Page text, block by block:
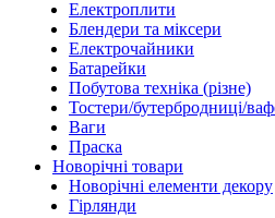
Електроплити
Блендери та міксери
Електрочайники
Батарейки
Побутова техніка (різне)
Тостери/бутербродниці/
Ваги
Праска
Новорічні товари
Новорічні елементи декору
Гірлянди